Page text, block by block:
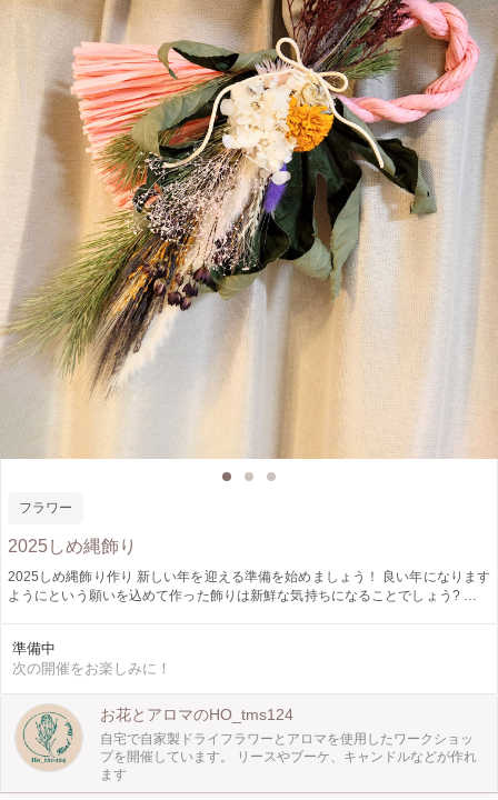
フラワー
2025しめ縄飾り
2025しめ縄飾り作り 新しい年を迎える準備を始めましょう！ 良い年になります
ようにという願いを込めて作った飾りは新鮮な気持ちになることでしょう? 自分
準備中
次の開催をお楽しみに！
お花とアロマのHO_tms124
自宅で自家製ドライフラワーとアロマを使用したワークショッ
プを開催しています。 リースやブーケ、キャンドルなどが作れ
ます